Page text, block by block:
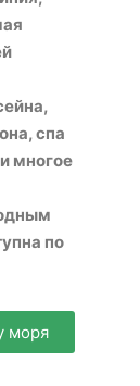
спа
многое
по
моря